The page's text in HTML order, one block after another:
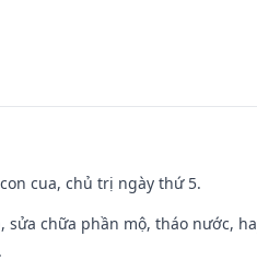
cua, chủ trị ngày thứ 5.
chữa phần mộ, tháo nước,